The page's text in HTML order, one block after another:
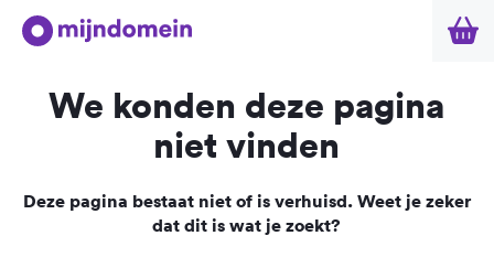
We konden deze pagina
niet vinden
Deze pagina bestaat niet of is verhuisd. Weet je zeker
dat dit is wat je zoekt?